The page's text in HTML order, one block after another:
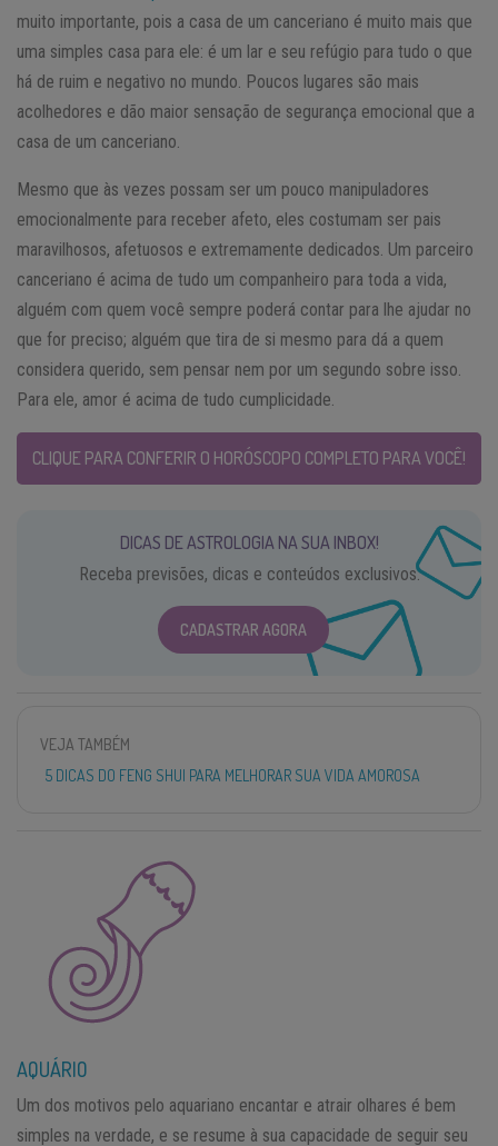
muito importante, pois a casa de um canceriano é muito mais que
uma simples casa para ele: é um lar e seu refúgio para tudo o que
há de ruim e negativo no mundo. Poucos lugares são mais
acolhedores e dão maior sensação de segurança emocional que a
casa de um canceriano.
Mesmo que às vezes possam ser um pouco manipuladores
emocionalmente para receber afeto, eles costumam ser pais
maravilhosos, afetuosos e extremamente dedicados. Um parceiro
canceriano é acima de tudo um companheiro para toda a vida,
alguém com quem você sempre poderá contar para lhe ajudar no
que for preciso; alguém que tira de si mesmo para dá a quem
considera querido, sem pensar nem por um segundo sobre isso.
Para ele, amor é acima de tudo cumplicidade.
CLIQUE PARA CONFERIR O HORÓSCOPO COMPLETO PARA VOCÊ!
DICAS DE ASTROLOGIA NA SUA INBOX!
Receba previsões, dicas e conteúdos exclusivos.
CADASTRAR AGORA
VEJA TAMBÉM
5 DICAS DO FENG SHUI PARA MELHORAR SUA VIDA AMOROSA
AQUÁRIO
Um dos motivos pelo aquariano encantar e atrair olhares é bem
simples na verdade, e se resume à sua capacidade de seguir seu